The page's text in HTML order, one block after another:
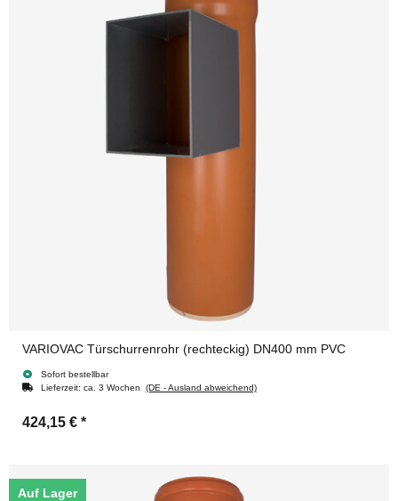
VARIOVAC Türschurrenrohr (rechteckig) DN400 mm PVC
Sofort bestellbar
Lieferzeit: ca. 3 Wochen (DE - Ausland abweichend)
424,15 € *
Auf Lager